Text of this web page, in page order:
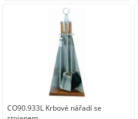
633,00
CO90.933L Krbové nářadí se